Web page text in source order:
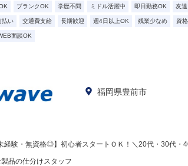
ブランクOK 学歴不問 ミドル活躍中 即日勤務OK 友
払い 交通費支給 長期歓迎 週4日以上OK 残業少なめ 資
面談OK
福岡県豊前市
経験・無資格◎】初心者スタートＯＫ！＼20代・30代・
品の仕分けスタッフ